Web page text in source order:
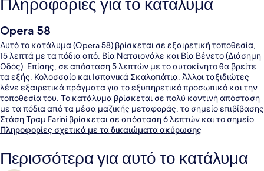
Πληροφορίες για το κατάλυμα
Opera 58
Αυτό το κατάλυμα (Opera 58) βρίσκεται σε εξαιρετική τοποθεσία,
15 λεπτά με τα πόδια από: Βία Νατσιονάλε και Βία Βένετο (Διάσημη
Οδός). Επίσης, σε απόσταση 5 λεπτών με το αυτοκίνητο θα βρείτε
τα εξής: Κολοσσαίο και Ισπανικά Σκαλοπάτια. Άλλοι ταξιδιώτες
λένε εξαιρετικά πράγματα για το εξυπηρετικό προσωπικό και την
τοποθεσία του. Το κατάλυμα βρίσκεται σε πολύ κοντινή απόσταση
με τα πόδια από τα μέσα μαζικής μεταφοράς: το σημείο επιβίβασης
Στάση Τραμ Farini βρίσκεται σε απόσταση 6 λεπτών και το σημείο
επιβίβασης Στάση Τραμ Termini βρίσκεται σε απόσταση 6 λεπτών.
Πληροφορίες σχετικά με τα δικαιώματα ακύρωσης
Περισσότερα για αυτό το κατάλυμα